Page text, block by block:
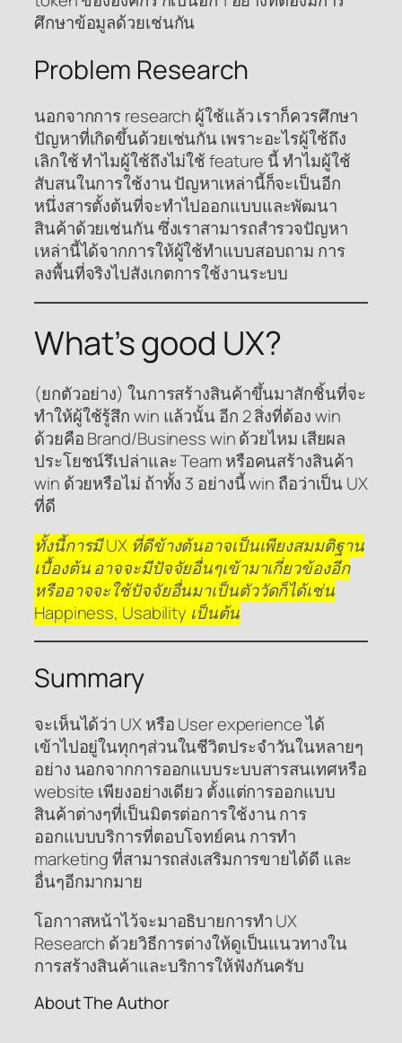
ศึกษาข้อมูลด้วยเช่นกัน
Problem Research
นอกจากการ research ผู้ใช้แล้ว เราก็ควรศึกษา
ปัญหาที่เกิดขึ้นด้วยเช่นกัน เพราะอะไรผู้ใช้ถึง
เลิกใช้ ทำไมผู้ใช้ถึงไม่ใช้ feature นี้ ทำไมผู้ใช้
สับสนในการใช้งาน ปัญหาเหล่านี้ก็จะเป็นอีก
หนึ่งสารตั้งต้นที่จะทำไปออกแบบและพัฒนา
สินค้าด้วยเช่นกัน ซึ่งเราสามารถสำรวจปัญหา
เหล่านี้ได้จากการให้ผู้ใช้ทำแบบสอบถาม การ
ลงพื้นที่จริงไปสังเกตการใช้งานระบบ
What’s good UX?
(ยกตัวอย่าง) ในการสร้างสินค้าขึ้นมาสักชิ้นที่จะ
ทำให้ผู้ใช้รู้สึก win แล้วนั้น อีก 2 สิ่งที่ต้อง win
ด้วยคือ Brand/Business win ด้วยไหม เสียผล
ประโยชน์รึเปล่าและ Team หรือคนสร้างสินค้า
win ด้วยหรือไม่ ถ้าทั้ง 3 อย่างนี้ win ถือว่าเป็น UX
ที่ดี
ทั้งนี้การมี UX ที่ดีข้างต้นอาจเป็นเพียงสมมติฐาน
เบื้องต้น อาจจะมีปัจจัยอื่นๆเข้ามาเกี่ยวข้องอีก
หรืออาจจะใช้ปัจจัยอื่นมาเป็นตัววัดก็ได้เช่น
Happiness, Usability เป็นต้น
Summary
จะเห็นได้ว่า UX หรือ User experience ได้
เข้าไปอยู่ในทุกๆส่วนในชีวิตประจำวันในหลายๆ
อย่าง นอกจากการออกแบบระบบสารสนเทศหรือ
website เพียงอย่างเดียว ตั้งแต่การออกแบบ
สินค้าต่างๆที่เป็นมิตรต่อการใช้งาน การ
ออกแบบบริการที่ตอบโจทย์คน การทำ
marketing ที่สามารถส่งเสริมการขายได้ดี และ
อื่นๆอีกมากมาย
โอกาาสหน้าไว้จะมาอธิบายการทำ UX
Research ด้วยวิธีการต่างให้ดูเป็นแนวทางใน
การสร้างสินค้าและบริการให้ฟังกันครับ
About The Author